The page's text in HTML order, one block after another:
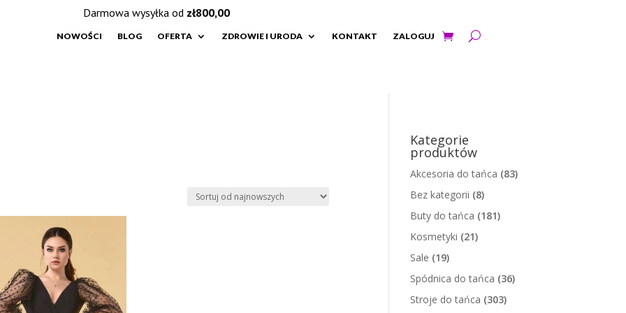
NOWOŚCI BLOG OFERTA ZDROWIE I URODA KONTAKT ZALOGUJ
Kategorie
produktów
Akcesoria do tańca (83)
Bez kategorii (8)
Buty do tańca (181)
Kosmetyki (21)
Sale (19)
Spódnica do tańca (36)
Stroje do tańca (303)
Darmowa wysyłka od zł800,00